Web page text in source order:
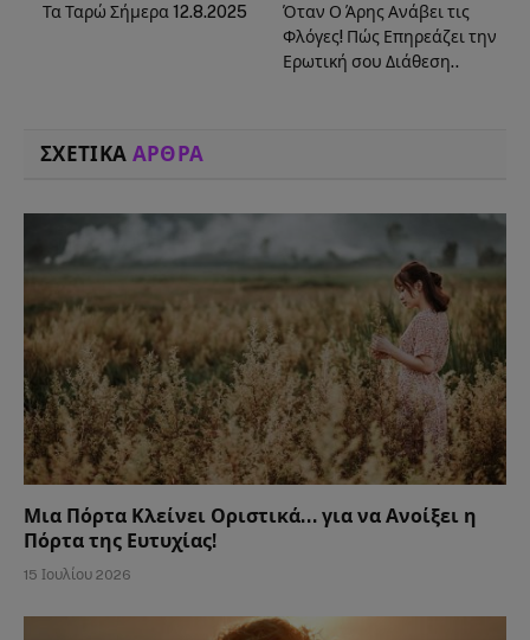
Τα Ταρώ Σήμερα 12.8.2025
Όταν Ο Άρης Ανάβει τις
Φλόγες! Πώς Επηρεάζει την
Ερωτική σου Διάθεση..
ΣΧΕΤΙΚΑ ΑΡΘΡΑ
Μια Πόρτα Κλείνει Οριστικά… για να Ανοίξει η
Πόρτα της Ευτυχίας!
15 Ιουλίου 2026